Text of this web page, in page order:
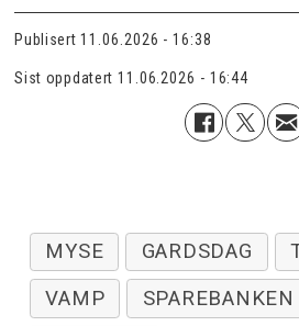
Publisert 11.06.2026 - 16:38
Sist oppdatert 11.06.2026 - 16:44
MYSE GARDSDAG
VAMP